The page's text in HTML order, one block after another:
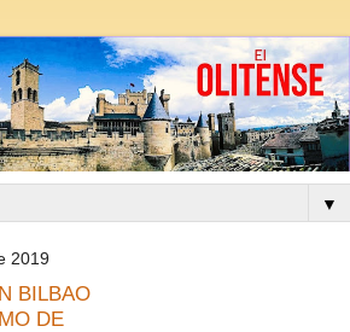
▼
2019
BILBAO
DE